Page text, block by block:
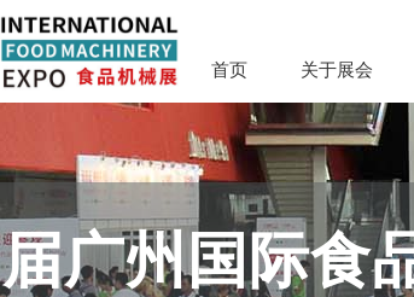
首页 关于展会
广州国际食